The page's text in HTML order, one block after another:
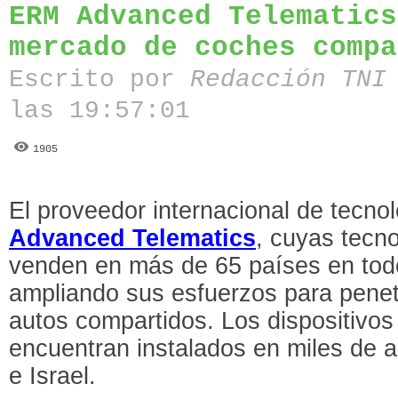
ERM Advanced
mercado de coches
Escrito por Redacción
las 19:57:01
1905
El proveedor internacional de
Advanced Telematics, cuyas
venden en más de 65 países en
ampliando sus esfuerzos para
autos compartidos. Los
encuentran instalados en miles de
e Israel.